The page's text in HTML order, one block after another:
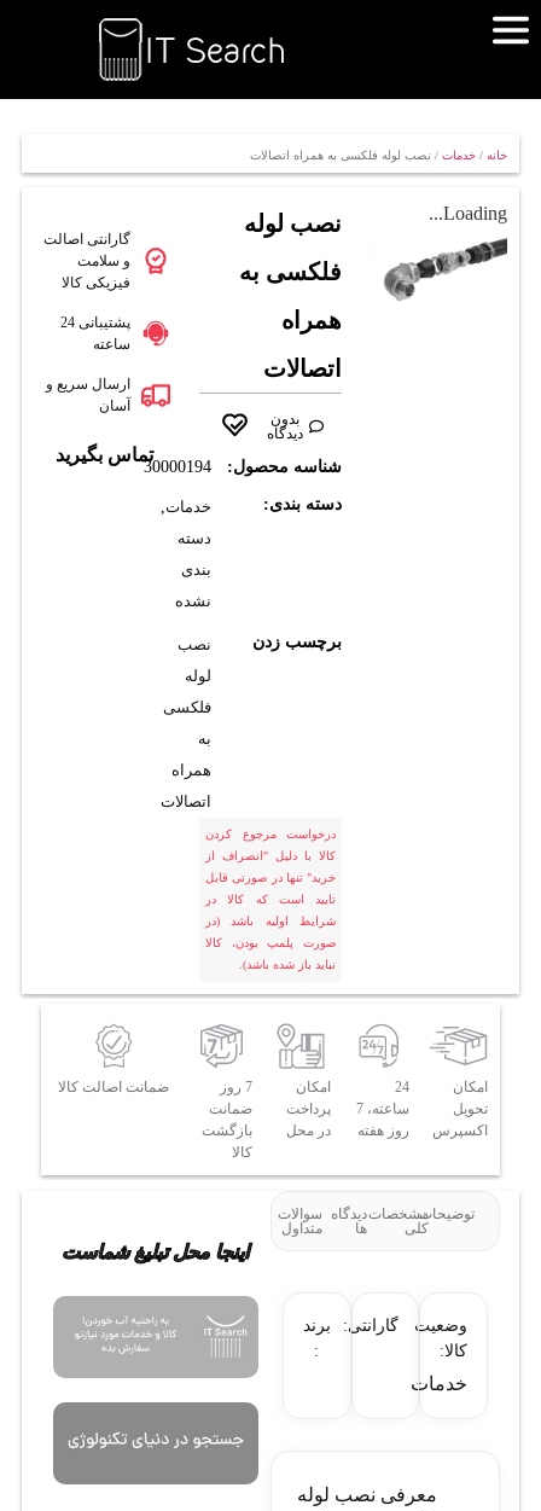
خانه/ خدمات/ نصب لوله فلکسی به همراه اتصالات
Loading...
نصب لوله
فلکسی به
همراه
اتصالات
بدون
دیدگاه
شناسه محصول: 30000194
دسته بندی: خدمات,
دسته
بندی
نشده
برچسب زدن
نصب
لوله
فلکسی
به
همراه
اتصالات
درخواست مرجوع کردن
کالا با دلیل "انصراف از
خرید" تنها در صورتی قابل
تایید است که کالا در
شرایط اولیه باشد (در
صورت پلمپ بودن، کالا
نباید باز شده باشد).
گارانتی اصالت
و سلامت
فیزیکی کالا
پشتیبانی 24
ساعته
ارسال سریع و
آسان
تماس بگیرید
امکان
تحویل
اکسپرس
24
ساعته، 7
روز هفته
امکان
پرداخت
در محل
7 روز
ضمانت
بازگشت
کالا
ضمانت اصالت کالا
توضیحاتمشخصات
کلی
دیدگاه
ها
سوالات
متداول
وضعیت
کالا:
خدمات
گارانتی:
برند
:
معرفی نصب لوله
اینجا محل تبلیغ شماست